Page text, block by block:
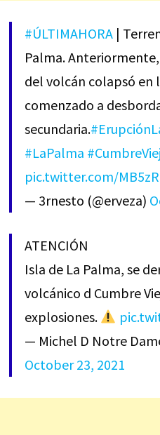
#ÚLTIMAHORA|
Palma.
del volcán colapsó en
comenzado a
secundaria.
#LaPalma
pic.twitter.com/
— 3rnesto (@erveza)
ATENCIÓN
Isla de La Palma, se
volcánico d Cumbre
explosiones.
— Michel D Notre
October 23, 2021